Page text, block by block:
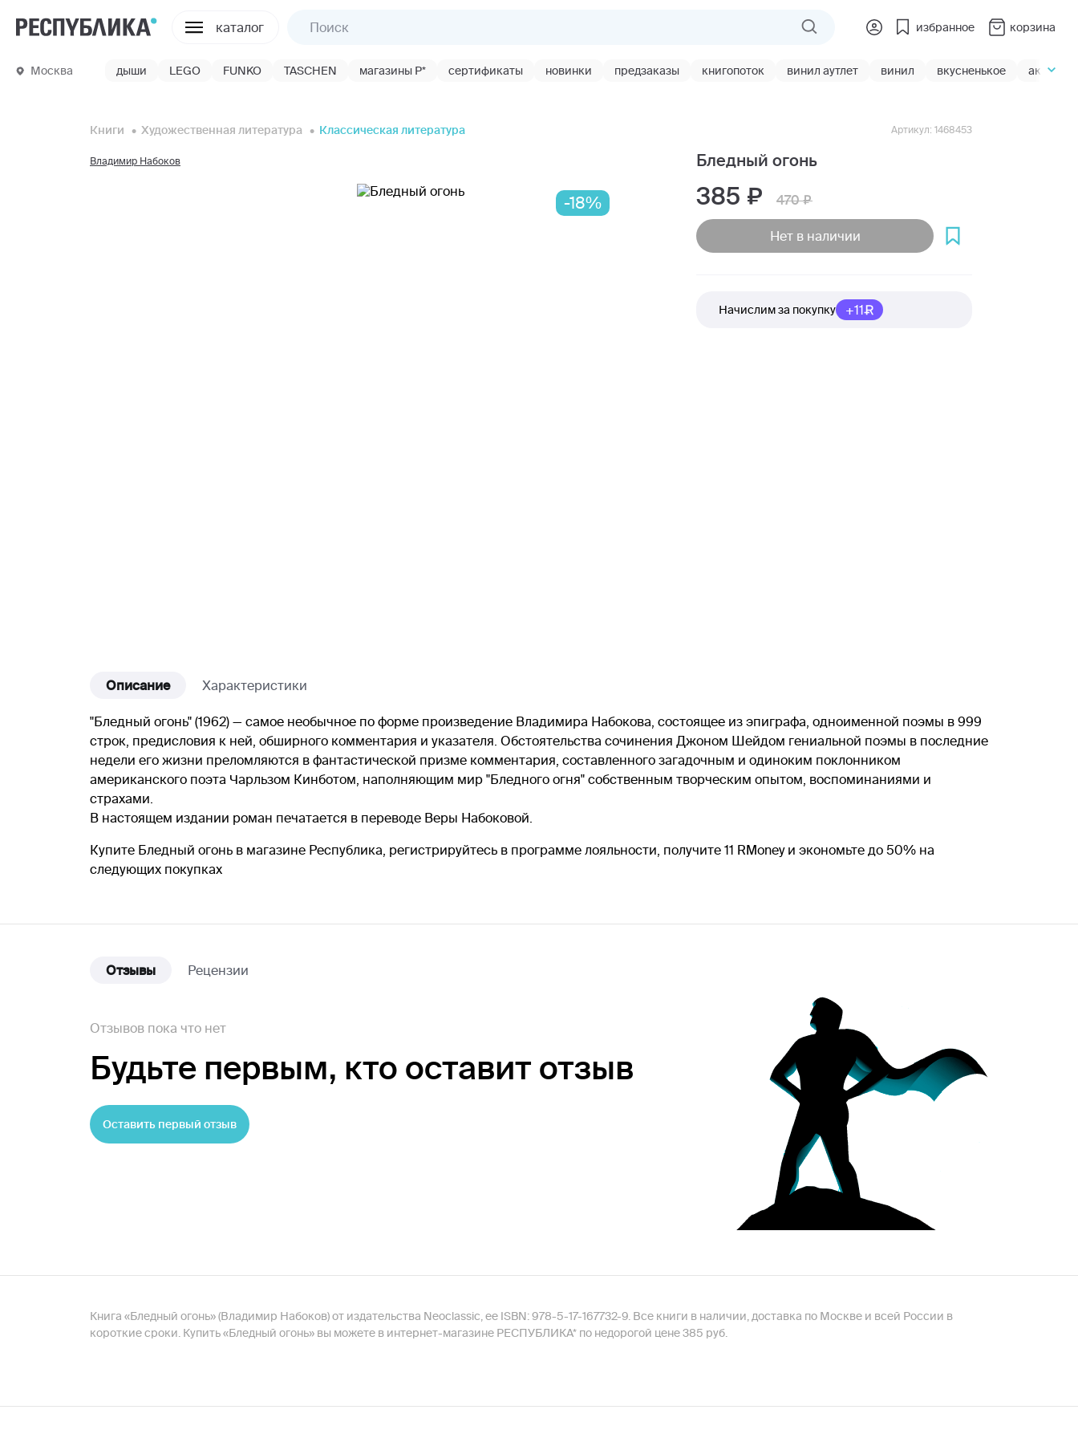
каталог избранное корзина
Москва дыши LEGO FUNKO TASCHEN магазины Р* сертификаты новинки предзаказы книгопоток винил аутлет винил вкусненькое акции
Книги Художественная литература Классическая литература
-18%
Владимир Набоков Бледный огонь
Артикул: 1468453
385 470
Нет в наличии
Начислим за покупку +11
Описание Характеристики
"Бледный огонь" (1962) — самое необычное по форме произведение Владимира Набокова, состоящее из эпиграфа, одноименной поэмы в 999
строк, предисловия к ней, обширного комментария и указателя. Обстоятельства сочинения Джоном Шейдом гениальной поэмы в последние
недели его жизни преломляются в фантастической призме комментария, составленного загадочным и одиноким поклонником
американского поэта Чарльзом Кинботом, наполняющим мир "Бледного огня" собственным творческим опытом, воспоминаниями и
страхами.
В настоящем издании роман печатается в переводе Веры Набоковой.
Купите Бледный огонь в магазине Республика, регистрируйтесь в программе лояльности, получите 11 RMoney и экономьте до 50% на
следующих покупках
Отзывы Рецензии
Отзывов пока что нет
Будьте первым, кто оставит отзыв
Оставить первый отзыв
Книга «Бледный огонь» (Владимир Набоков) от издательства Neoclassic, ее ISBN: 978-5-17-167732-9. Все книги в наличии, доставка по Москве и всей России в
короткие сроки. Купить «Бледный огонь» вы можете в интернет-магазине РЕСПУБЛИКА* по недорогой цене 385 руб.